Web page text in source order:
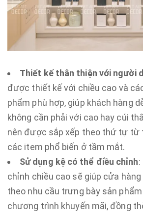
Thiết kế thân thiện với người
được thiết kế với chiều cao và
phẩm phù hợp, giúp khách hàng
không cần phải với cao hay cúi
nên được sắp xếp theo thứ tự từ
các item phổ biến ở tầm mắt.
Sử dụng kệ có thể điều chỉnh
chỉnh chiều cao sẽ giúp cửa
theo nhu cầu trưng bày sản
chương trình khuyến mãi, đồng